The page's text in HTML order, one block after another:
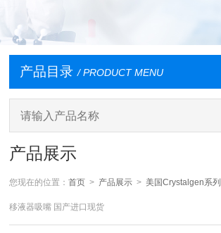
产品目录 / PRODUCT MENU
产品展示
您现在的位置：首页 > 产品展示 >美国Crystalgen系列
移液器吸嘴 国产进口现货